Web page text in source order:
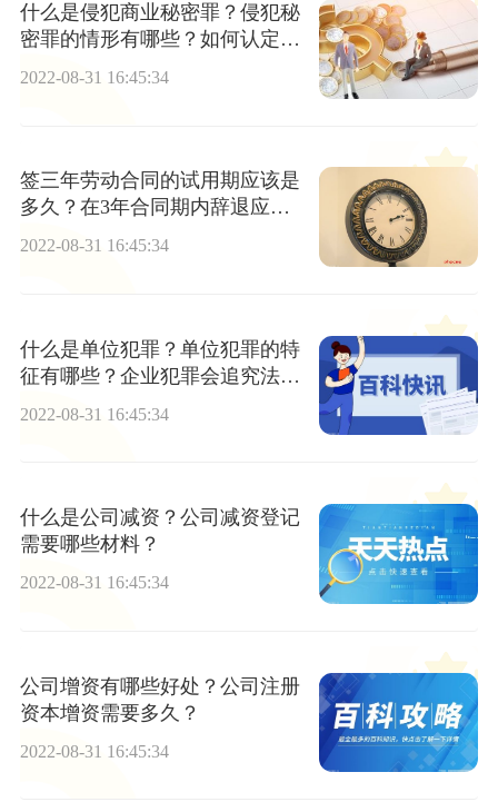
什么是侵犯商业秘密罪？侵犯秘
密罪的情形有哪些？如何认定是
侵犯商业秘密罪？
2022-08-31 16:45:34
签三年劳动合同的试用期应该是
多久？在3年合同期内辞退应赔
偿什么？
2022-08-31 16:45:34
什么是单位犯罪？单位犯罪的特
征有哪些？企业犯罪会追究法人
2022-08-31 16:45:34
什么是公司减资？公司减资登记
需要哪些材料？
2022-08-31 16:45:34
公司增资有哪些好处？公司注册
资本增资需要多久？
2022-08-31 16:45:34